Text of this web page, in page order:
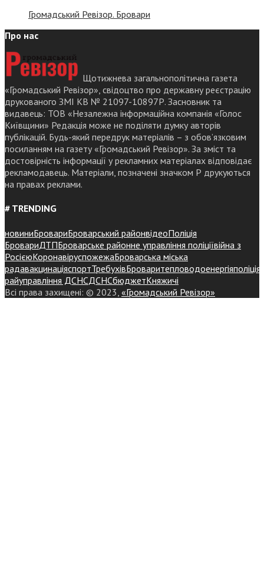
Громадський Ревізор. Бровари
Про нас
Щотижнева загальнополітична газета
«Громадський Ревізор», свідоцтво про державну реєстрацію
друкованого ЗМІ КВ № 21097-10897Р. Засновник та
видавець: ТОВ «Незалежна інформаційна компанія «Голос
Київщини» Редакція може не поділяти думку авторів
публікацій. Будь-який передрук матеріалів – з обов’язковим
посиланням на газету «Громадський Ревізор». За зміст та
достовірність інформації у рекламних матеріалах відповідає
рекламодавець. Матеріали, позначені значком Р друкуються
на правах реклами.
# TRENDING
новиниБровариБроварський районвідеоПоліція
БровариДТПБроварське районне управління поліціївійна з
РосієюКоронавіруспожежаБроварська міська
радавакцинаціяспортТребухівБроваритепловодоенергіяполіція
райуправління ДСНСДСНСбюджетКняжичі
Всі права захищені: © 2023, «Громадський Ревізор»